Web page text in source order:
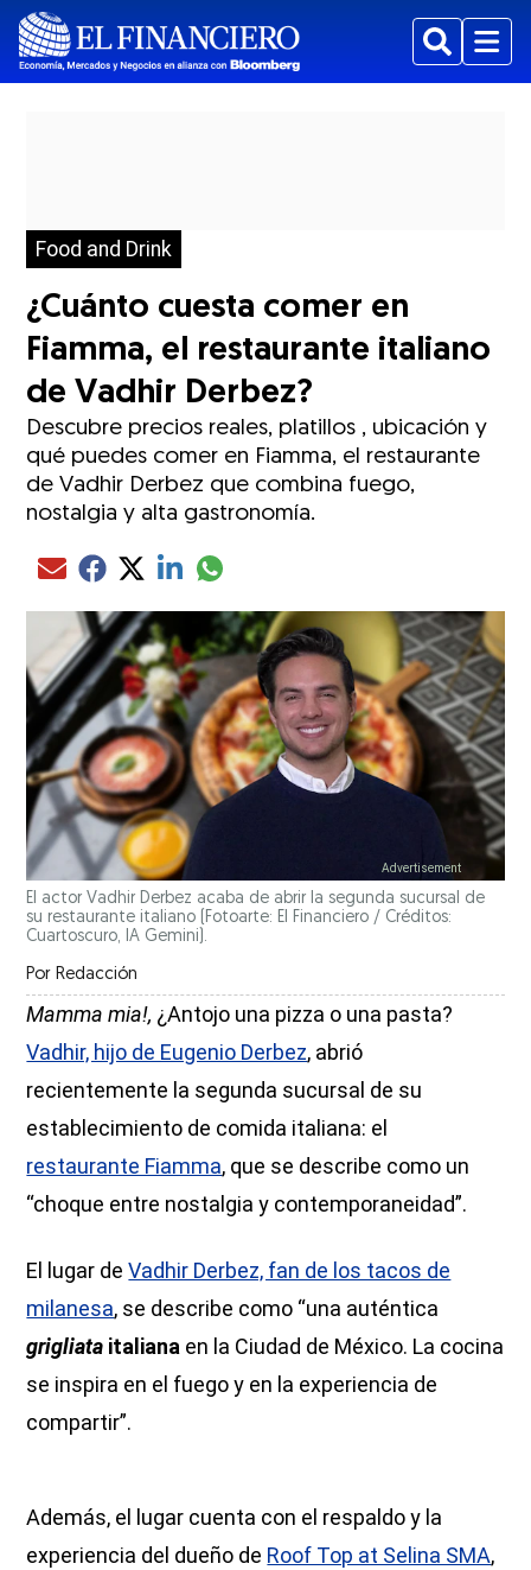
BuscarMenu
Food and Drink
¿Cuánto cuesta comer en
Fiamma, el restaurante italiano
de Vadhir Derbez?
Descubre precios reales, platillos , ubicación y
qué puedes comer en Fiamma, el restaurante
de Vadhir Derbez que combina fuego,
nostalgia y alta gastronomía.
Compartir el artículo actual mediante Email
Compartir el artículo actual mediante Facebook
Compartir el artículo actual mediante Twitter
Compartir el artículo actual mediante LinkedIn
Compartir el artículo actual mediante
El actor Vadhir Derbez acaba de abrir la segunda sucursal de
su restaurante italiano (Fotoarte: El Financiero / Créditos:
Cuartoscuro, IA Gemini).
Por Redacción
Mamma mia!, ¿Antojo una pizza o una pasta?
Vadhir, hijo de Eugenio Derbez, abrió
recientemente la segunda sucursal de su
establecimiento de comida italiana: el
restaurante Fiamma, que se describe como un
“choque entre nostalgia y contemporaneidad”.
El lugar deVadhir Derbez, fan de los tacos de
milanesa, se describe como “una auténtica
grigliata italiana en la Ciudad de México. La cocina
se inspira en el fuego y en la experiencia de
compartir”.
Además, el lugar cuenta con el respaldo y la
experiencia del dueño de Roof Top at Selina SMA,